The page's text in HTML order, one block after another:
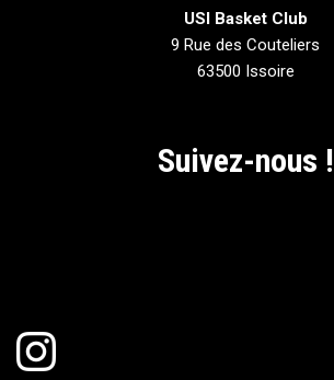
USI Basket Club
9 Rue des Couteliers
63500 Issoire
Suivez-nous !